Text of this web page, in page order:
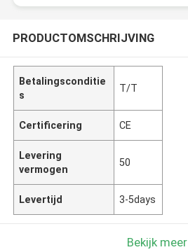
PRODUCTOMSCHRIJVING
Betalingsconditie
s
T/T
Certificering CE
Levering
vermogen
50
Levertijd 3-5days
Bekijk meer